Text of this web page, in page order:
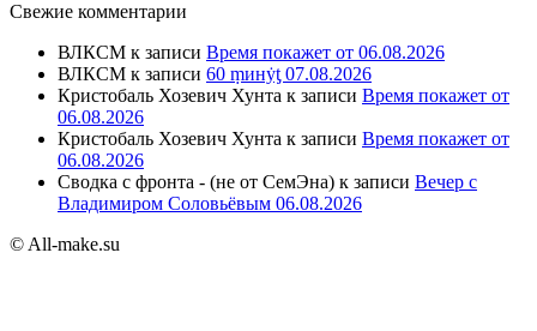
Свежие комментарии
ВЛКСМ к записи Время покажет от 06.08.2026
ВЛКСМ к записи 60 ṃинẏƫ 07.08.2026
Кристобаль Хозевич Хунта к записи Время покажет от
06.08.2026
Кристобаль Хозевич Хунта к записи Время покажет от
06.08.2026
Сводка с фронта - (не от СемЭна) к записи Вечер с
Владимиром Соловьёвым 06.08.2026
© All-make.su